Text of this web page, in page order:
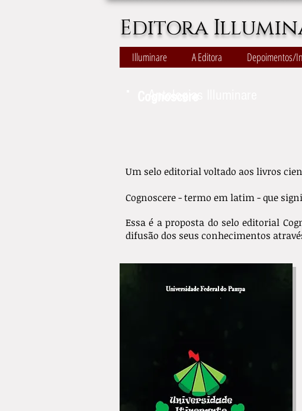
Editora
Illuminare A Editora Depoimentos/
Um selo editorial voltado aos livros
Cognoscere - termo em latim - que
Essa é a proposta do selo editorial
difusão dos seus conhecimentos